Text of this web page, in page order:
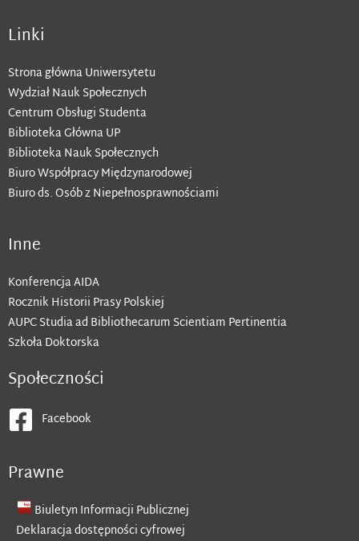
Linki
Strona główna Uniwersytetu
Wydział Nauk Społecznych
Centrum Obsługi Studenta
Biblioteka Główna UP
Biblioteka Nauk Społecznych
Biuro Współpracy Międzynarodowej
Biuro ds. Osób z Niepełnosprawnościami
Inne
Konferencja AIDA
Rocznik Historii Prasy Polskiej
AUPC Studia ad Bibliothecarum Scientiam Pertinentia
Szkoła Doktorska
Społeczności
Facebook
Prawne
Biuletyn Informacji Publicznej
Deklaracja dostępności cyfrowej